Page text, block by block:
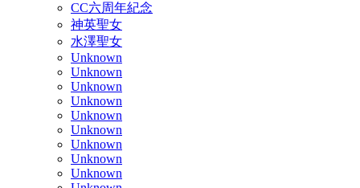
CC六周年紀念
神英聖女
水澤聖女
Unknown
Unknown
Unknown
Unknown
Unknown
Unknown
Unknown
Unknown
Unknown